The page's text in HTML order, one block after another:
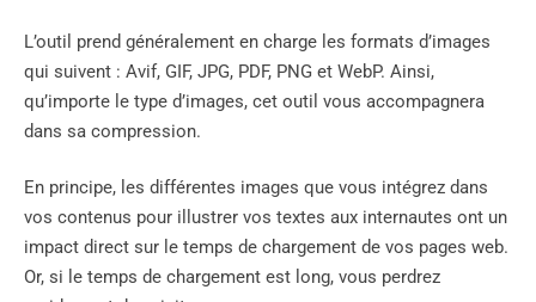
L’outil prend généralement en charge les formats d’images
qui suivent : Avif, GIF, JPG, PDF, PNG et WebP. Ainsi,
qu’importe le type d’images, cet outil vous accompagnera
dans sa compression.
En principe, les différentes images que vous intégrez dans
vos contenus pour illustrer vos textes aux internautes ont un
impact direct sur le temps de chargement de vos pages web.
Or, si le temps de chargement est long, vous perdrez